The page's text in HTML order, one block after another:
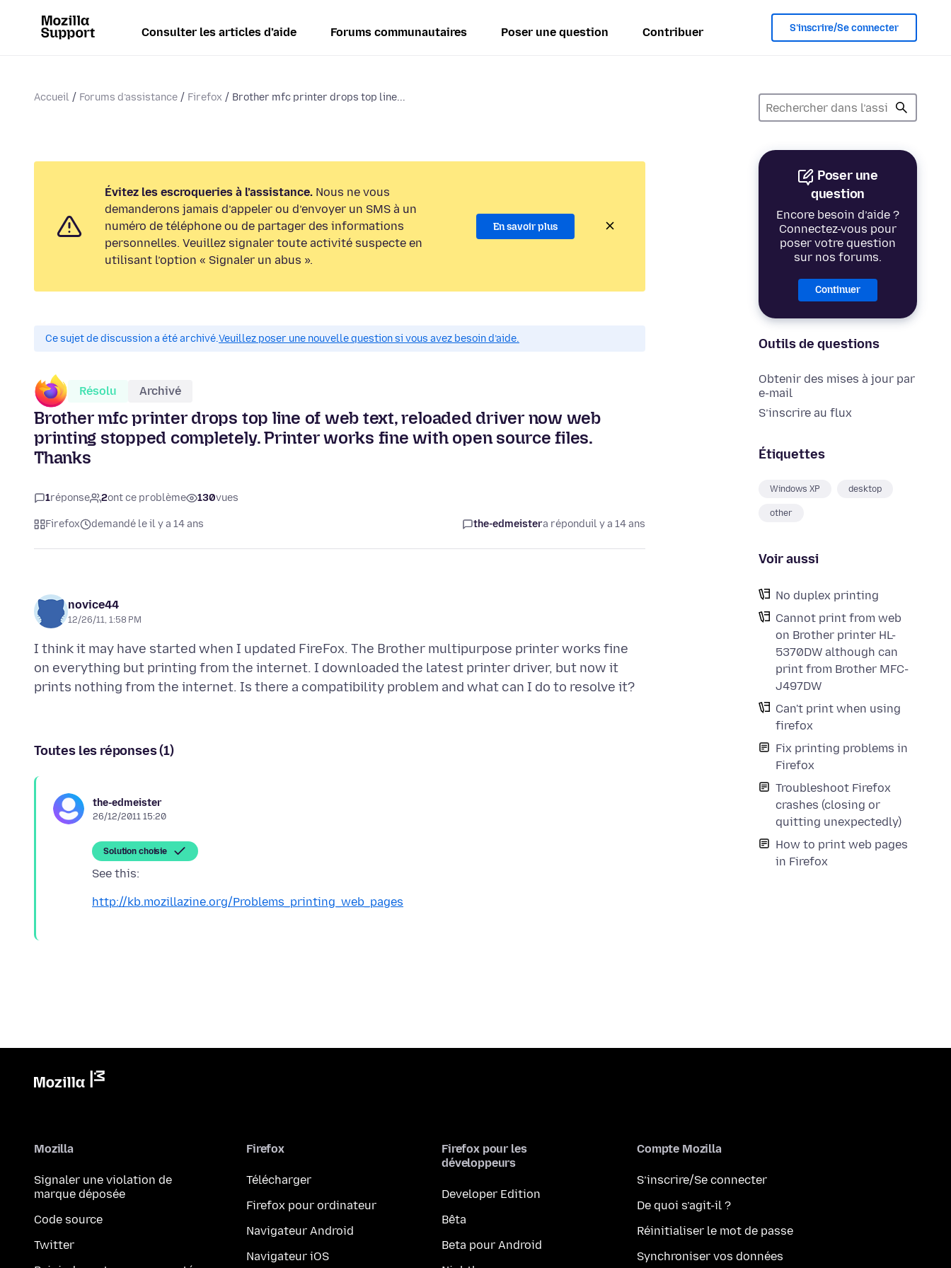
Consulter les articles d’aide Forums communautaires Poser une question Contribuer S’inscrire/Se connecter
Accueil Forums d’assistance Firefox Brother mfc printer drops top line...
Poser une
question
Encore besoin d’aide ?
Connectez-vous pour
poser votre question
sur nos forums.
Continuer
Outils de questions
Obtenir des mises à jour par
e-mail
S’inscrire au flux
Étiquettes
Windows XP desktop
other
Voir aussi
No duplex printing
Cannot print from web
on Brother printer HL-
5370DW although can
print from Brother MFC-
J497DW
Can't print when using
firefox
Fix printing problems in
Firefox
Troubleshoot Firefox
crashes (closing or
quitting unexpectedly)
How to print web pages
in Firefox
Évitez les escroqueries à l’assistance. Nous ne vous
demanderons jamais d’appeler ou d’envoyer un SMS à un
numéro de téléphone ou de partager des informations
personnelles. Veuillez signaler toute activité suspecte en
utilisant l’option « Signaler un abus ».
En savoir plus
Ce sujet de discussion a été archivé.Veuillez poser une nouvelle question si vous avez besoin d’aide.
Résolu Archivé
Brother mfc printer drops top line of web text, reloaded driver now web
printing stopped completely. Printer works fine with open source files.
Thanks
1réponse 2ont ce problème 130vues
Firefox demandé le il y a 14 ans the-edmeistera réponduil y a 14 ans
novice44
12/26/11, 1:58 PM
I think it may have started when I updated FireFox. The Brother multipurpose printer works fine
on everything but printing from the internet. I downloaded the latest printer driver, but now it
Toutes les réponses (1)
the-edmeister
26/12/2011 15:20
Solution choisie
See this:
http://kb.mozillazine.org/Problems_printing_web_pages
Mozilla
Signaler une violation de
marque déposée
Code source
Twitter
Firefox
Télécharger
Firefox pour ordinateur
Navigateur Android
Navigateur iOS
Firefox pour les
développeurs
Developer Edition
Bêta
Beta pour Android
Compte Mozilla
S’inscrire/Se connecter
De quoi s’agit-il ?
Réinitialiser le mot de passe
Synchroniser vos données